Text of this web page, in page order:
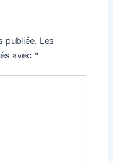
publiée. Les
avec *